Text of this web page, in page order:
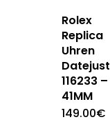
Rolex
Replica
Uhren
Datejust
116233 –
41MM
149.00€